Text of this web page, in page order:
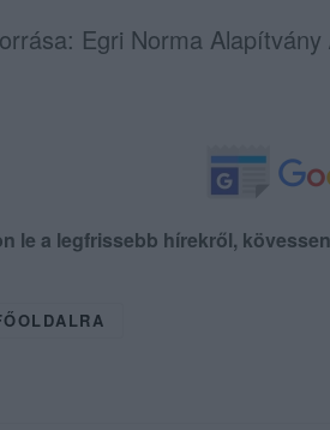
Egri Norma Alapítvány
le a legfrissebb hírekről,